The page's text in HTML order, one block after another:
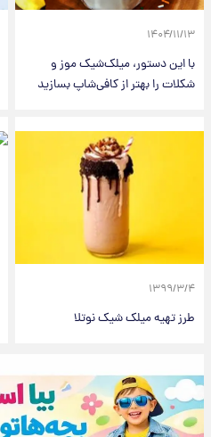
۱۴۰۴/۱۱/۱۳
با این دستور، میلک‌شیک موز و
شکلات را بهتر از کافی‌شاپ بسازید
۱۳۹۹/۳/۴
طرز تهیه میلک شیک نوتلا